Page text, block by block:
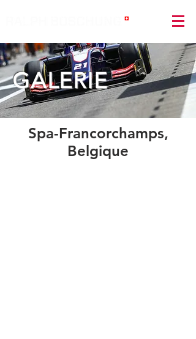
GALERIE
Spa-Francorchamps,
Belgique